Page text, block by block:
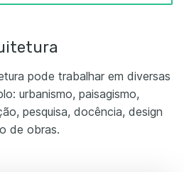
pode trabalhar em diversas
urbanismo, paisagismo,
pesquisa, docência, design
de obras.